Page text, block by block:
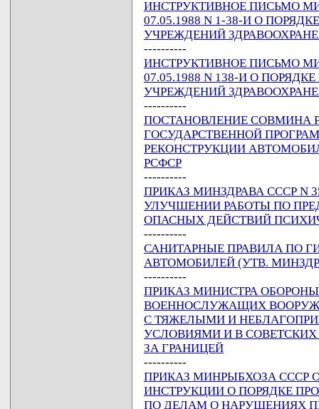
ИНСТРУКТИВНОЕ ПИСЬМО
07.05.1988 N 1-38-И О
УЧРЕЖДЕНИЙ
----------
ИНСТРУКТИВНОЕ ПИСЬМО
07.05.1988 N 138-И О
УЧРЕЖДЕНИЙ
----------
ПОСТАНОВЛЕНИЕ СОВМИНА
ГОСУДАРСТВЕННОЙ
РЕКОНСТРУКЦИИ
РСФСР
----------
ПРИКАЗ МИНЗДРАВА СССР N
УЛУЧШЕНИИ РАБОТЫ ПО
ОПАСНЫХ ДЕЙСТВИЙ
----------
САНИТАРНЫЕ ПРАВИЛА ПО
АВТОМОБИЛЕЙ (УТВ.
----------
ПРИКАЗ МИНИСТРА ОБОРОНЫ
ВОЕННОСЛУЖАЩИХ
С ТЯЖЕЛЫМИ И
УСЛОВИЯМИ И В
ЗА ГРАНИЦЕЙ
----------
ПРИКАЗ МИНРЫБХОЗА СССР
ИНСТРУКЦИИ О ПОРЯДКЕ
ПО ДЕЛАМ О НАРУШЕНИЯХ